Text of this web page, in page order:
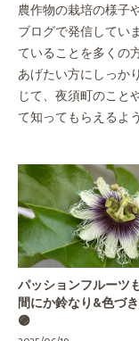
農作物の栽培の様子
ブログで発信してい
ていることを多くの
あげたい方にしっか
じて、夜須町のこと
て知ってもらえるよ
パッションフルーツ
間にか鈴なり&色づ
🟣